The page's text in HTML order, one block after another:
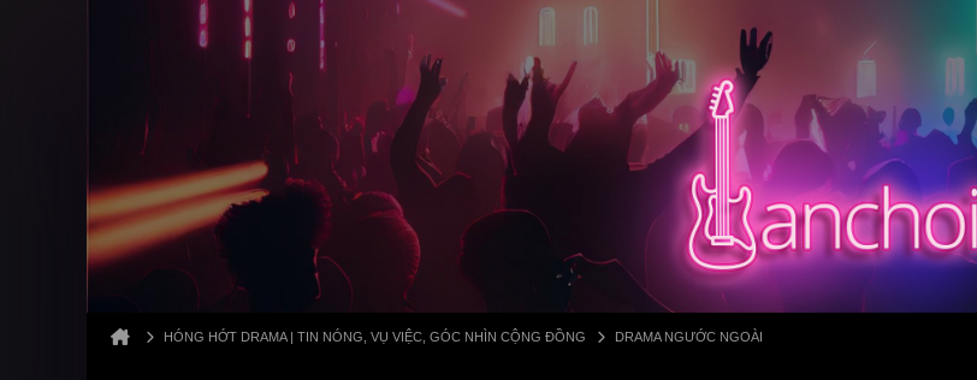
HÓNG HỚT DRAMA | TIN NÓNG, VỤ VIỆC, GÓC NHÌN CỘNG ĐỒNG DRAMA NGƯỚC NGOÀI